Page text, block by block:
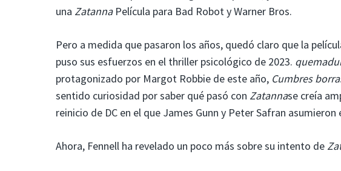
una ZatannaPelícula para Bad Robot y Warner Bros.
Pero a medida que pasaron los años, quedó claro que la
puso sus esfuerzos en el thriller psicológico de 2023.
protagonizado por Margot Robbie de este año, Cumbres
sentido curiosidad por saber qué pasó con Zatannase creía
reinicio de DC en el que James Gunn y Peter Safran
Ahora, Fennell ha revelado un poco más sobre su intento de